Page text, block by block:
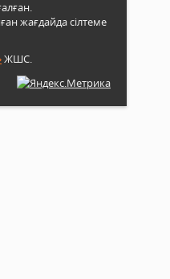
жағдайда сілтеме
ЖШС.